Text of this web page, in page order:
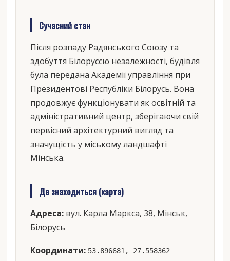
Сучасний стан
Після розпаду Радянського Союзу та
здобуття Білоруссю незалежності, будівля
була передана Академії управління при
Президентові Республіки Білорусь. Вона
продовжує функціонувати як освітній та
адміністративний центр, зберігаючи свій
первісний архітектурний вигляд та
значущість у міському ландшафті
Мінська.
Де знаходиться (карта)
Адреса:вул. Карла Маркса, 38, Мінськ,
Білорусь
Координати: 53.896681, 27.558362